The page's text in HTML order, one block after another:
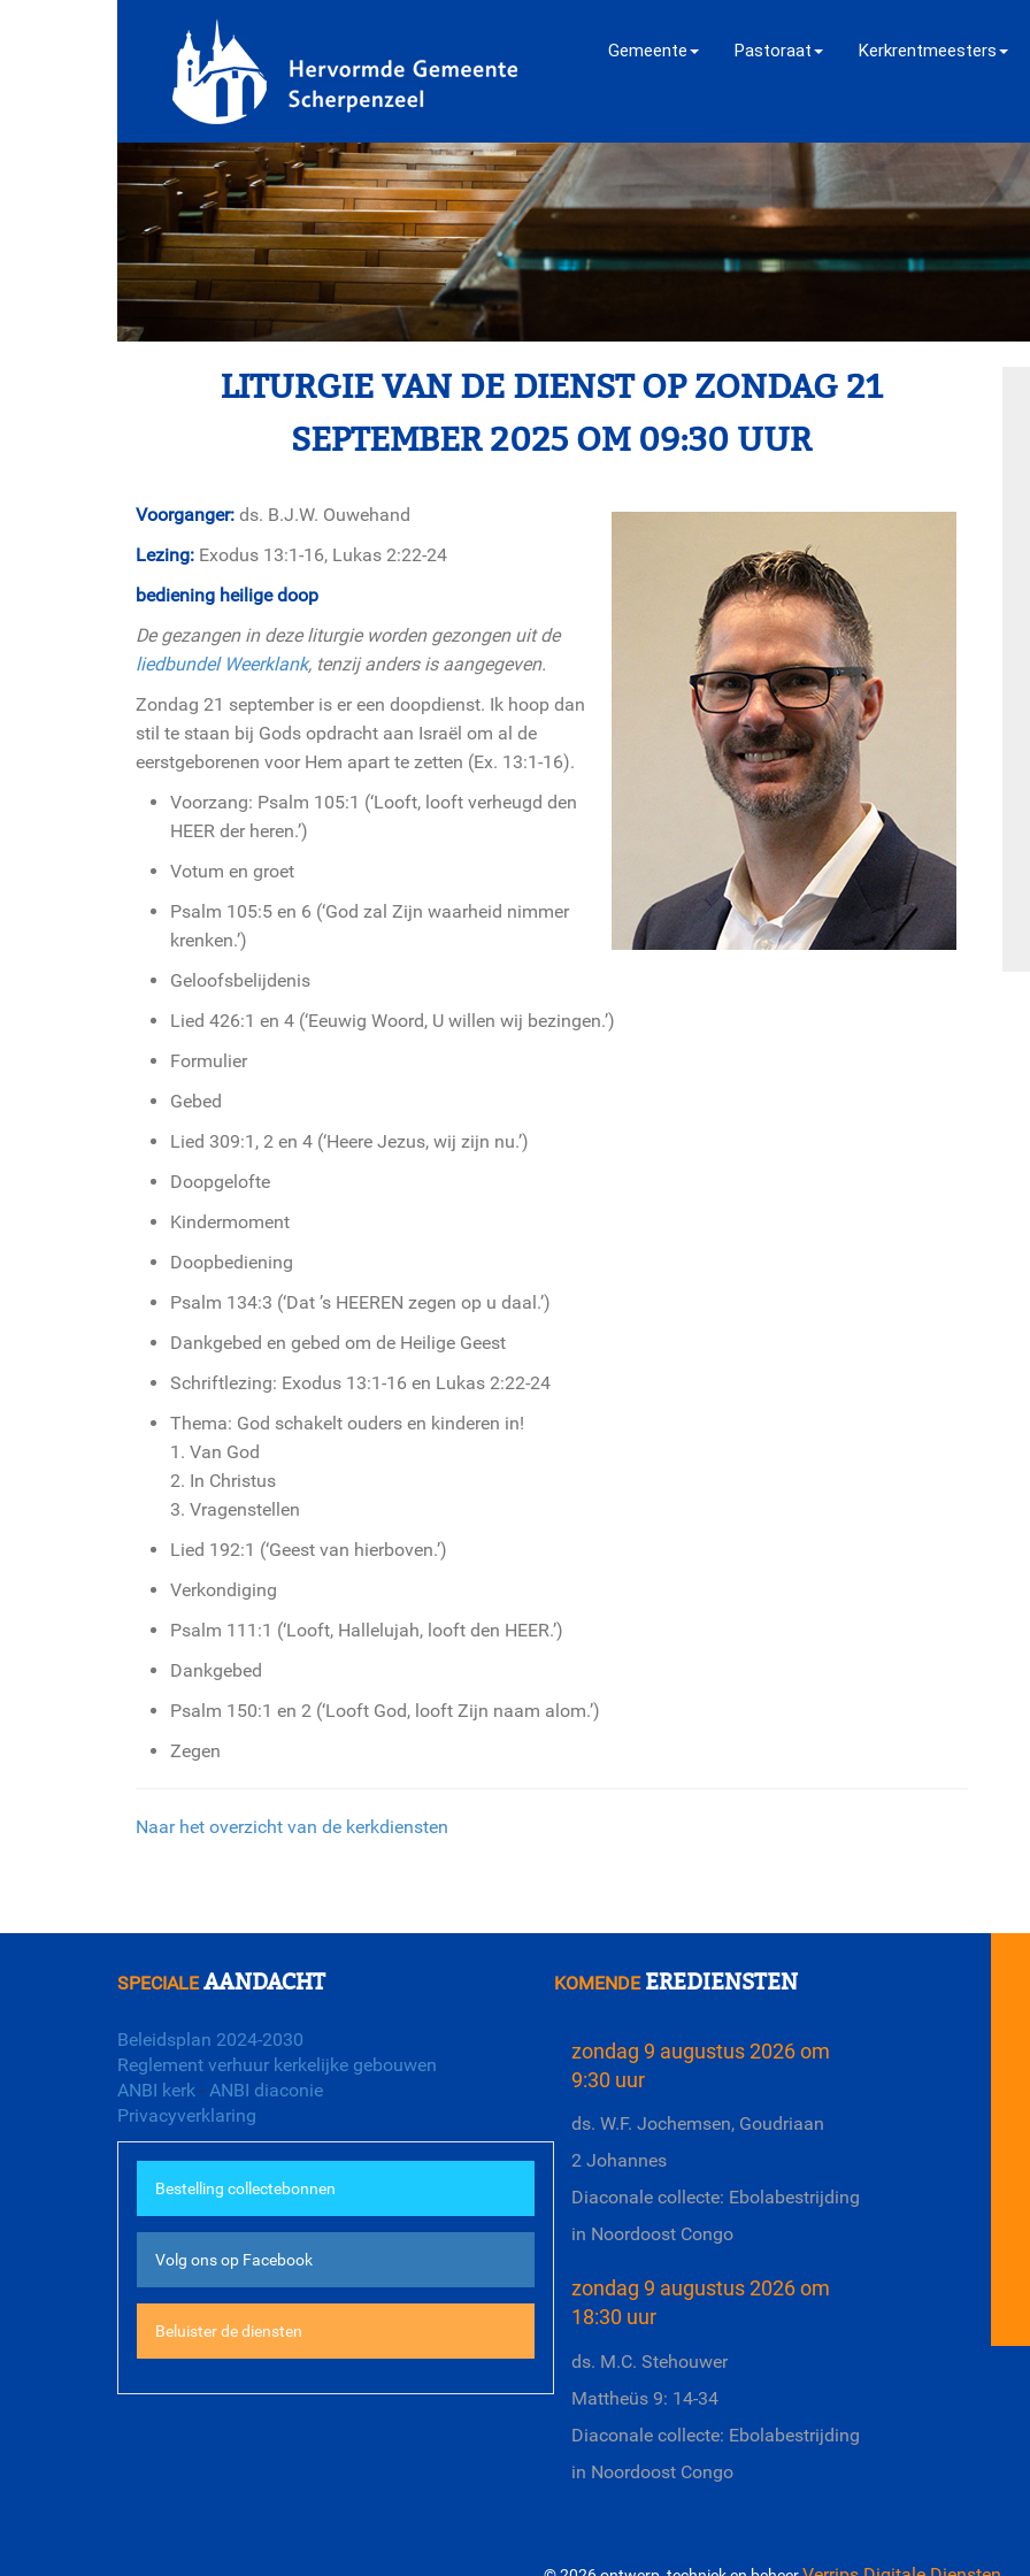
Gemeente Pastoraat Kerkrentmeesters
LITURGIE VAN DE DIENST OP ZONDAG 21
SEPTEMBER 2025 OM 09:30 UUR
Voorganger: ds. B.J.W. Ouwehand
Lezing: Exodus 13:1-16, Lukas 2:22-24
bediening heilige doop
De gezangen in deze liturgie worden gezongen uit de
liedbundel Weerklank, tenzij anders is aangegeven.
Zondag 21 september is er een doopdienst. Ik hoop dan
stil te staan bij Gods opdracht aan Israël om al de
eerstgeborenen voor Hem apart te zetten (Ex. 13:1-16).
Voorzang: Psalm 105:1 (‘Looft, looft verheugd den
HEER der heren.’)
Votum en groet
Psalm 105:5 en 6 (‘God zal Zijn waarheid nimmer
krenken.’)
Geloofsbelijdenis
Lied 426:1 en 4 (‘Eeuwig Woord, U willen wij bezingen.’)
Formulier
Gebed
Lied 309:1, 2 en 4 (‘Heere Jezus, wij zijn nu.’)
Doopgelofte
Kindermoment
Doopbediening
Psalm 134:3 (‘Dat ’s HEEREN zegen op u daal.’)
Dankgebed en gebed om de Heilige Geest
Schriftlezing: Exodus 13:1-16 en Lukas 2:22-24
Thema: God schakelt ouders en kinderen in!
1. Van God
2. In Christus
3. Vragenstellen
Lied 192:1 (‘Geest van hierboven.’)
Verkondiging
Psalm 111:1 (‘Looft, Hallelujah, looft den HEER.’)
Dankgebed
Psalm 150:1 en 2 (‘Looft God, looft Zijn naam alom.’)
Zegen
Naar het overzicht van de kerkdiensten
SPECIALEAANDACHT
Beleidsplan 2024-2030
Reglement verhuur kerkelijke gebouwen
ANBI kerk - ANBI diaconie
Privacyverklaring
Bestelling collectebonnen
Volg ons op Facebook
Beluister de diensten
KOMENDEEREDIENSTEN
zondag 9 augustus 2026 om
9:30 uur
ds. W.F. Jochemsen, Goudriaan
2 Johannes
Diaconale collecte: Ebolabestrijding
in Noordoost Congo
zondag 9 augustus 2026 om
18:30 uur
ds. M.C. Stehouwer
Mattheüs 9: 14-34
Diaconale collecte: Ebolabestrijding
in Noordoost Congo